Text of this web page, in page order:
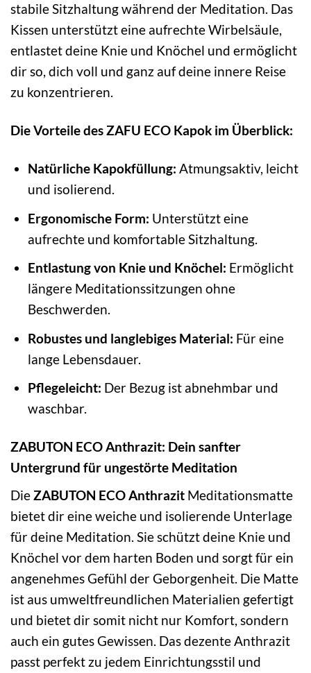
stabile Sitzhaltung während der Meditation. Das
Kissen unterstützt eine aufrechte Wirbelsäule,
entlastet deine Knie und Knöchel und ermöglicht
dir so, dich voll und ganz auf deine innere Reise
zu konzentrieren.
Die Vorteile des ZAFU ECO Kapok im Überblick:
Natürliche Kapokfüllung: Atmungsaktiv, leicht
und isolierend.
Ergonomische Form: Unterstützt eine
aufrechte und komfortable Sitzhaltung.
Entlastung von Knie und Knöchel: Ermöglicht
längere Meditationssitzungen ohne
Beschwerden.
Robustes und langlebiges Material: Für eine
lange Lebensdauer.
Pflegeleicht: Der Bezug ist abnehmbar und
waschbar.
ZABUTON ECO Anthrazit: Dein sanfter
Untergrund für ungestörte Meditation
DieZABUTON ECO Anthrazit Meditationsmatte
bietet dir eine weiche und isolierende Unterlage
für deine Meditation. Sie schützt deine Knie und
Knöchel vor dem harten Boden und sorgt für ein
angenehmes Gefühl der Geborgenheit. Die Matte
ist aus umweltfreundlichen Materialien gefertigt
und bietet dir somit nicht nur Komfort, sondern
auch ein gutes Gewissen. Das dezente Anthrazit
passt perfekt zu jedem Einrichtungsstil und